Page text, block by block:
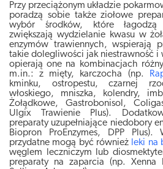
Przy przeciążonym układzie
poradzą sobie także ziołowe
wybór środków, które łagodzą
zwiększają wydzielanie kwasu w
enzymów trawiennych, wspierają
takie dolegliwości jak niestrawność i
opierają one na kombinacjach
m.in.: z mięty, karczocha (np.
kminku, ostropestu, czarnej
włoskiego, mniszka, kolendry,
Żołądkowe, Gastrobonisol,
Ulgix Trawienie Plus).
preparaty uzupełniające niedobory
Biopron ProEnzymes, DPP Plus).
przydatne mogą być również leki na
węglem leczniczym lub
preparaty na zaparcia (np. Xenna